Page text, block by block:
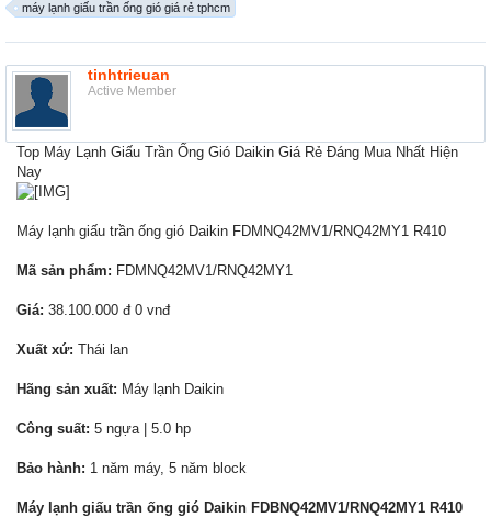
máy lạnh giấu trần ống gió giá rẻ tphcm
tinhtrieuan
Active Member
Top Máy Lạnh Giấu Trần Ống Gió Daikin Giá Rẻ Đáng Mua Nhất Hiện
Nay
Máy lạnh giấu trần ống gió Daikin FDMNQ42MV1/RNQ42MY1 R410
Mã sản phẩm: FDMNQ42MV1/RNQ42MY1
Giá: 38.100.000 đ 0 vnđ
Xuất xứ: Thái lan
Hãng sản xuất: Máy lạnh Daikin
Công suất: 5 ngựa | 5.0 hp
Bảo hành: 1 năm máy, 5 năm block
Máy lạnh giấu trần ống gió Daikin FDBNQ42MV1/RNQ42MY1 R410